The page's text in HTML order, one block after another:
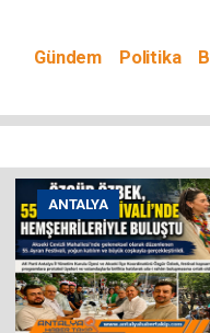
Gündem Politika
ANTALYA